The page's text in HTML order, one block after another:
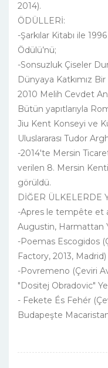
2014).
ÖDÜLLERİ:
-Şarkılar Kitabı ile
Ödülü’nü;
-Sonsuzluk Çiseler
Dünyaya Katkımız
2010 Melih Cevdet
Bütün yapıtlarıyla
Jiu Kent Konseyi ve
Uluslararası Tudor
-2014'te Mersin
verilen 8. Mersin
görüldü.
DİĞER ÜLKELERDE
-Apres le tempête et
Augustin, Harmattan
-Poemas Escogidos
Factory, 2013, Madrid)
-Povremeno (Çeviri
"Dositej Obradovic"
- Fekete És Fehér
Budapeşte